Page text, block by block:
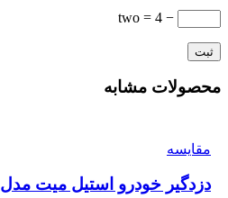
− 4 = two
محصولات مشابه
مقایسه
دزدگیر خودرو استیل میت مدل Ranger5163 single